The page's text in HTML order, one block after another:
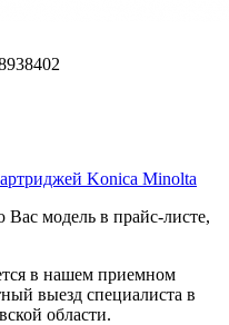
Konica Minolta
модель в прайс-листе,
в нашем приемном
выезд специалиста в
области.